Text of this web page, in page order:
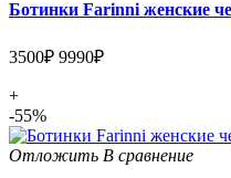
Ботинки Farinni женские
3500₽ 9990₽
+
-55%
Отложить В сравнение